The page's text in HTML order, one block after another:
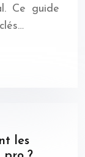
Ce guide
les